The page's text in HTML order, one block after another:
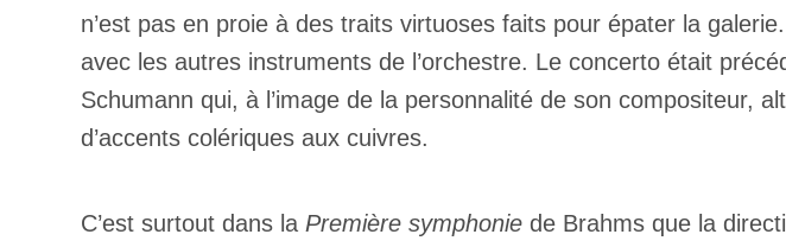
n’est pas en proie à des traits virtuoses faits pour épater la
avec les autres instruments de l’orchestre. Le concerto était
Schumann qui, à l’image de la personnalité de son compositeur,
d’accents colériques aux cuivres.
C’est surtout dans la Première symphonie de Brahms que la